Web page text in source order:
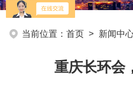
当前位置：首页 > 新闻中
重庆长环会